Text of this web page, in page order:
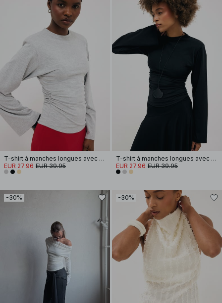
T-shirt à manches longues avec épaulettes en coton doux
EUR 27.96 EUR 39.95
T-shirt à manches longues avec épaulettes en coton doux
EUR 27.96 EUR 39.95
-30% -30%